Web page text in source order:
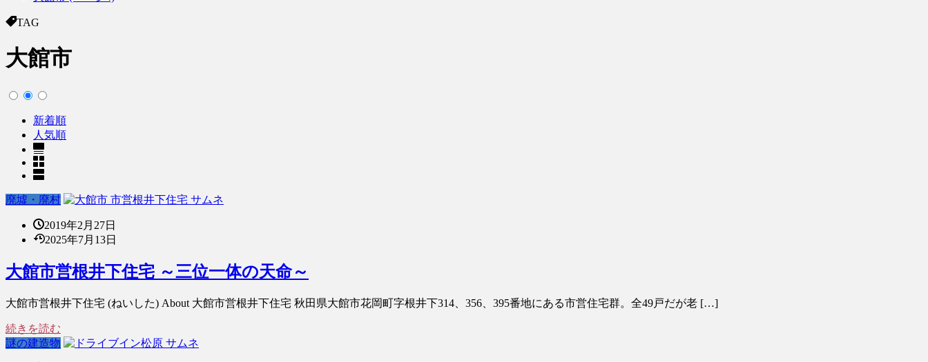
TAG
大館市
新着順
人気順
廃墟・廃村
2019年2月27日
2025年7月13日
大館市営根井下住宅 ～三位一体の天命～
大館市営根井下住宅 (ねいした) About 大館市営根井下住宅 秋田県大館市花岡町字根井下314、356、395番地にある市営住宅群。全49戸だが老 […]
続きを読む
謎の建造物